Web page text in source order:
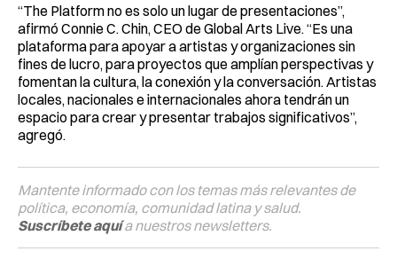
“The Platform no es solo un lugar de presentaciones”,
afirmó Connie C. Chin, CEO de Global Arts Live. “Es una
plataforma para apoyar a artistas y organizaciones sin
fines de lucro, para proyectos que amplían perspectivas y
fomentan la cultura, la conexión y la conversación. Artistas
locales, nacionales e internacionales ahora tendrán un
espacio para crear y presentar trabajos significativos”,
agregó.
Mantente informado con los temas más relevantes de
política, economía, comunidad latina y salud.
Suscríbete aquía nuestros newsletters.